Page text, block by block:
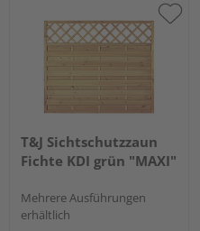
T&J Sichtschutzzaun
Fichte KDI grün "MAXI"
Mehrere Ausführungen
erhältlich